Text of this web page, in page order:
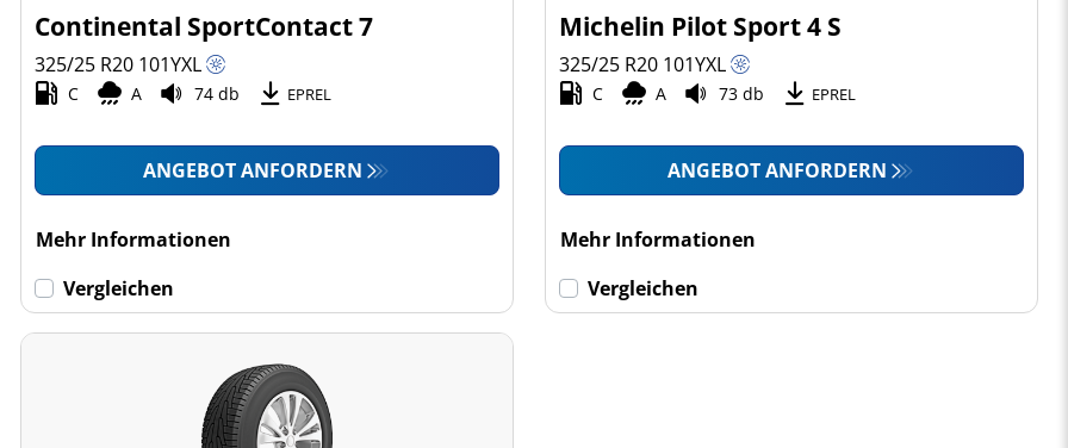
Continental SportContact 7
325/25 R20 101YXL
C A 74 db EPREL
ANGEBOT ANFORDERN
Mehr Informationen
Vergleichen
Michelin Pilot Sport 4 S
325/25 R20 101YXL
C A 73 db EPREL
ANGEBOT ANFORDERN
Mehr Informationen
Vergleichen